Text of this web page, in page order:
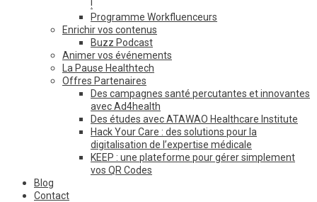
!
Programme Workfluenceurs
Enrichir vos contenus
Buzz Podcast
Animer vos événements
La Pause Healthtech
Offres Partenaires
Des campagnes santé percutantes et innovantes
avec Ad4health
Des études avec ATAWAO Healthcare Institute
Hack Your Care : des solutions pour la
digitalisation de l’expertise médicale
KEEP : une plateforme pour gérer simplement
vos QR Codes
Blog
Contact